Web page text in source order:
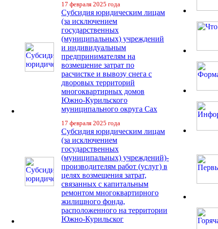
17 февраля 2025 года
Субсидия юридическим лицам
(за исключением
государственных
(муниципальных) учреждений
и индивидуальным
предпринимателям на
возмещение затрат по
расчистке и вывозу снега с
дворовых территорий
многоквартирных домов
Южно-Курильского
муниципального округа Сах
17 февраля 2025 года
Субсидия юридическим лицам
(за исключением
государственных
(муниципальных) учреждений)-
производителям работ (услуг) в
целях возмещения затрат,
связанных с капитальным
ремонтом многоквартирного
жилищного фонда,
расположенного на территории
Южно-Курильског